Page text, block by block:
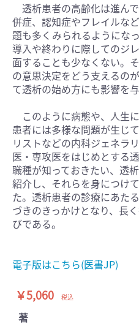
透析患者の高齢化は進ん
併症、認知症やフレイルな
題も多くみられるようにな
導入や終わりに際してのジ
面することも少なくない。
の意思決定をどう支えるの
て透析の始め方にも影響を
このように病態や、人生
患者には多様な問題が生じ
リストなどの内科ジェネラ
医・専攻医をはじめとする
職種が知っておきたい、透
紹介し、それらを身につけ
た。透析患者の診療にあた
づきのきっかけとなり、長
びである。
電子版はこちら(医書JP)
￥5,060 税込
著